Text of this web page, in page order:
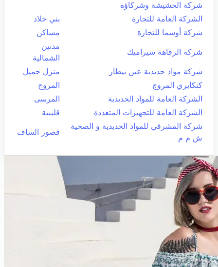
شركة الحشيشة وشركاؤه
الشركة العامة للتجارة
بني خلاد
شركة أوسما للتجارة
مساكن
شركة الرفاهة سيراميك
مدنين
الشمالية
شركة مواد حديدية عين بيطار
منزل جميل
كنكايري المروج
المروج
الشركة العامة للمواد الحديدية
المرسى
الشركة العامة للتجهيزات المتعددة
قليبية
شركة المشرقي للمواد الحديدية و الصحية
ش م م
قصور الساف